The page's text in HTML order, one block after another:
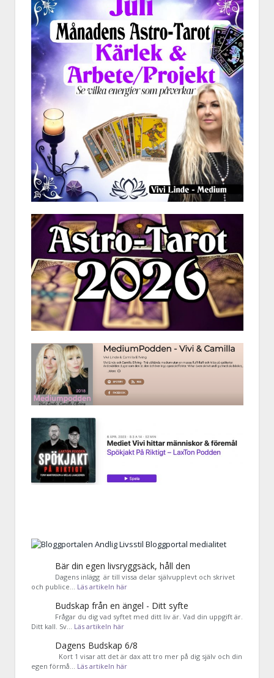
Bär din egen livsryggsäck, håll den
Dagens inlägg är till vissa delar självupplevt och skrivet
och publice… Läs artikeln här
Budskap från en ängel - Ditt syfte
Frågar du dig vad syftet med ditt liv är. Vad din uppgift är.
Ditt kall. Sv… Läs artikeln här
Dagens Budskap 6/8
Kort 1 visar att det är dax att tro mer på dig själv och din
egen förmå… Läs artikeln här